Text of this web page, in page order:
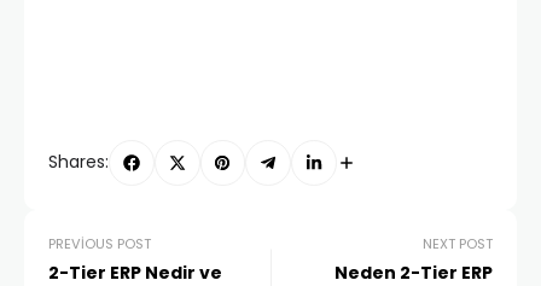
Shares:
PREVIOUS POST
2-Tier ERP Nedir ve
NEXT POST
Neden 2-Tier ERP